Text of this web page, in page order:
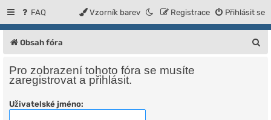
FAQ Přihlásit se
Registrace
Vzorník barev
Obsah fóra
Pro zobrazení tohoto fóra se musíte
zaregistrovat a přihlásit.
Uživatelské jméno: